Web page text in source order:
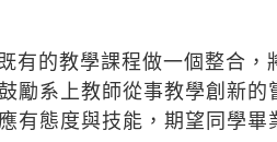
有的教學課程做一個整合，
勵系上教師從事教學創新的
有態度與技能，期望同學畢